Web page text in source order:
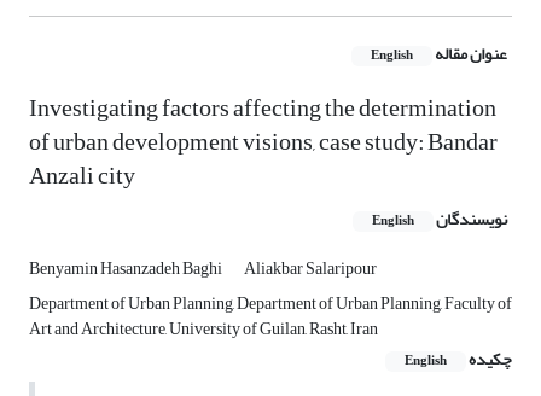
عنوان مقاله English
Investigating factors affecting the determination
of urban development visions, case study: Bandar
Anzali city
نویسندگان English
Benyamin Hasanzadeh Baghi
Aliakbar Salaripour
Department of Urban Planning, Department of Urban Planning, Faculty of
Art and Architecture, University of Guilan, Rasht, Iran
چکیده
English